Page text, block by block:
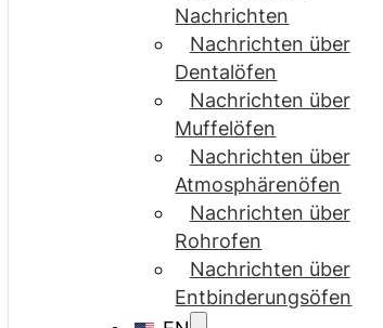
Nachrichten
Nachrichten über
Dentalöfen
Nachrichten über
Muffelöfen
Nachrichten über
Atmosphärenöfen
Nachrichten über
Rohrofen
Nachrichten über
Entbinderungsöfen